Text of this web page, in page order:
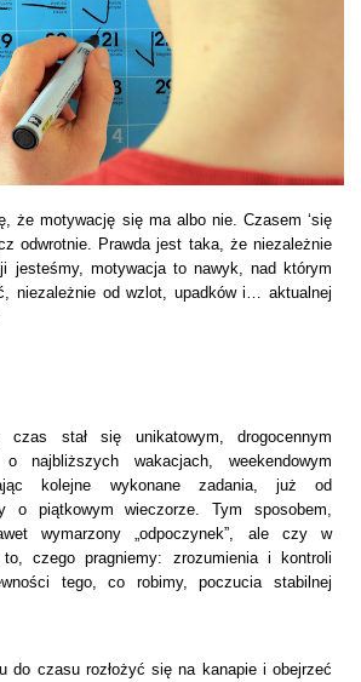
że motywację się ma albo nie. Czasem ‘się
odwrotnie. Prawda jest taka, że niezależnie
jesteśmy, motywacja to nawyk, nad którym
niezależnie od wzlot, upadków i… aktualnej
czas stał się unikatowym, drogocennym
najbliższych wakacjach, weekendowym
kolejne wykonane zadania, już od
o piątkowym wieczorze. Tym sposobem,
wymarzony „odpoczynek”, ale czy w
czego pragniemy: zrozumienia i kontroli
tego, co robimy, poczucia stabilnej
do czasu rozłożyć się na kanapie i obejrzeć